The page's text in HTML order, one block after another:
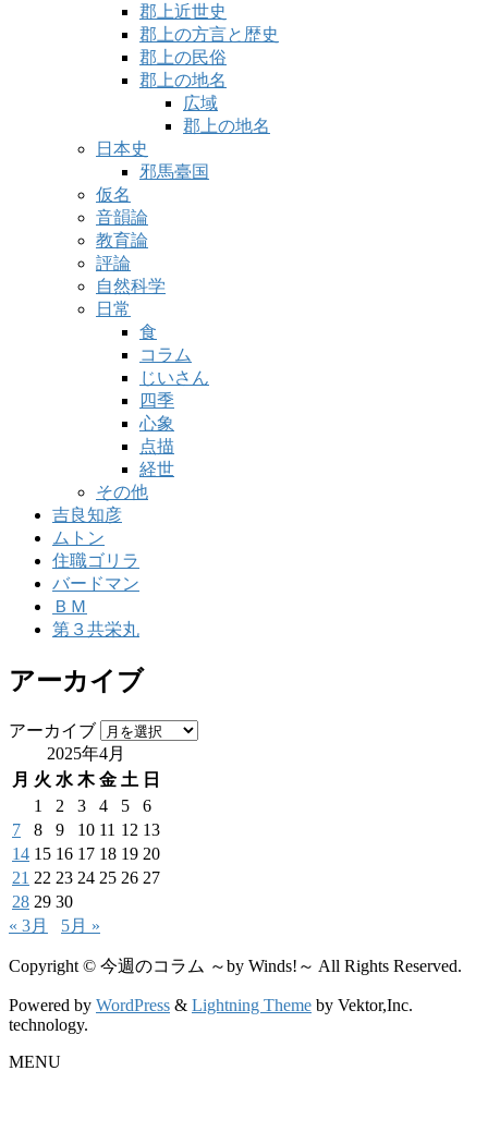
郡上近世史
郡上の方言と歴史
郡上の民俗
郡上の地名
広域
郡上の地名
日本史
邪馬臺国
仮名
音韻論
教育論
評論
自然科学
日常
食
コラム
じいさん
四季
心象
点描
経世
その他
吉良知彦
ムトン
住職ゴリラ
バードマン
ＢＭ
第３共栄丸
アーカイブ
アーカイブ
2025年4月
月 火 水 木 金 土 日
1
2 3 4 5
6
7
8 9 10 11 12 13
14 15 16 17 18 19 20
21 22 23 24 25 26 27
28 29 30
« 3月
5月 »
Copyright © 今週のコラム ～by Winds!～ All Rights Reserved.
Powered by WordPress & Lightning Theme by Vektor,Inc.
technology.
MENU